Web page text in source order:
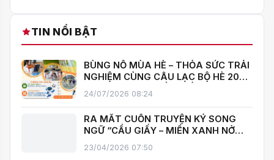
TIN NỔI BẬT
BÙNG NỔ MÙA HÈ – THỎA SỨC TRẢI
NGHIỆM CÙNG CÂU LẠC BỘ HÈ 2026
TRƯỜNG THCS CẦU GIẤY!
24/07/2026 08:24
RA MẮT CUỐN TRUYỆN KÝ SONG
NGỮ “CẦU GIẤY – MIỀN XANH NỞ
HOA”, KHÁNH THÀNH THƯ VIỆN MỞ,
LAN TOẢ VĂN HOÁ ĐỌC
23/04/2026 07:50